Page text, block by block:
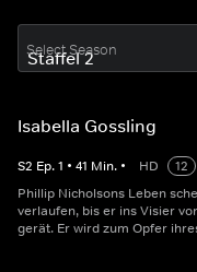
Select Season
Isabella Gossling
S2 Ep.1 • 41 Min. • HD
12
Phillip Nicholsons Leben
verlaufen, bis er ins Visier
gerät. Er wird zum Opfer